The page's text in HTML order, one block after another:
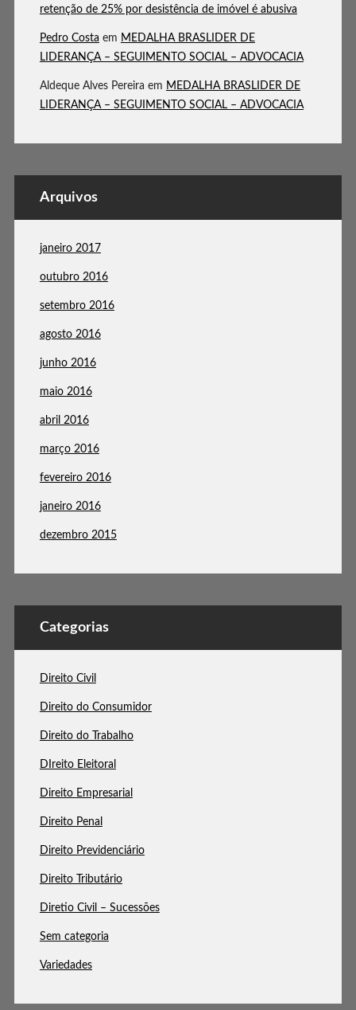
retenção de 25% por desistência de imóvel é abusiva
Pedro Costa em MEDALHA BRASLIDER DE
LIDERANÇA – SEGUIMENTO SOCIAL – ADVOCACIA
Aldeque Alves Pereira em MEDALHA BRASLIDER DE
LIDERANÇA – SEGUIMENTO SOCIAL – ADVOCACIA
Arquivos
janeiro 2017
outubro 2016
setembro 2016
agosto 2016
junho 2016
maio 2016
abril 2016
março 2016
fevereiro 2016
janeiro 2016
dezembro 2015
Categorias
Direito Civil
Direito do Consumidor
Direito do Trabalho
DIreito Eleitoral
Direito Empresarial
Direito Penal
Direito Previdenciário
Direito Tributário
Diretio Civil – Sucessões
Sem categoria
Variedades